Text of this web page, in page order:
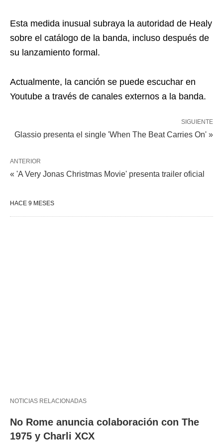
Esta medida inusual subraya la autoridad de Healy
sobre el catálogo de la banda, incluso después de
su lanzamiento formal.
Actualmente, la canción se puede escuchar en
Youtube a través de canales externos a la banda.
SIGUIENTE
Glassio presenta el single 'When The Beat Carries On' »
ANTERIOR
« 'A Very Jonas Christmas Movie' presenta trailer oficial
HACE 9 MESES
NOTICIAS RELACIONADAS
No Rome anuncia colaboración con The
1975 y Charli XCX